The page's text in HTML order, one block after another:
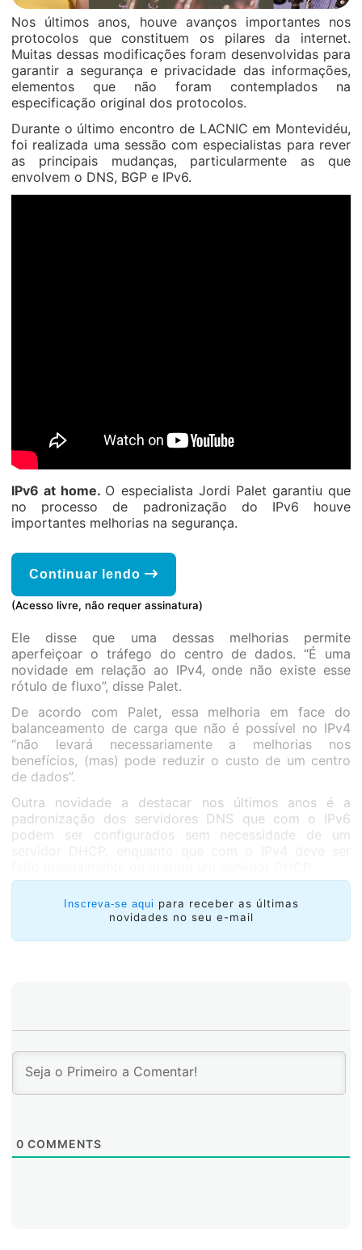
Nos últimos anos, houve avanços importantes nos
protocolos que constituem os pilares da internet.
Muitas dessas modificações foram desenvolvidas para
garantir a segurança e privacidade das informações,
elementos que não foram contemplados na
especificação original dos protocolos.
Durante o último encontro de LACNIC em Montevidéu,
foi realizada uma sessão com especialistas para rever
as principais mudanças, particularmente as que
envolvem o DNS, BGP e IPv6.
IPv6 at home. O especialista Jordi Palet garantiu que
no processo de padronização do IPv6 houve
importantes melhorias na segurança.
Continuar lendo
(Acesso livre, não requer assinatura)
Ele disse que uma dessas melhorias permite
aperfeiçoar o tráfego do centro de dados. “É uma
novidade em relação ao IPv4, onde não existe esse
rótulo de fluxo”, disse Palet.
De acordo com Palet, essa melhoria em face do
balanceamento de carga que não é possível no IPv4
“não levará necessariamente a melhorias nos
benefícios, (mas) pode reduzir o custo de um centro
de dados”.
Outra novidade a destacar nos últimos anos é a
padronização dos servidores DNS que com o IPv6
podem ser configurados sem necessidade de um
Inscreva-se aqui para receber as últimas
novidades no seu e-mail
0 COMMENTS